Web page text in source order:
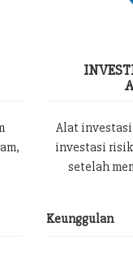
Alat
investasi
setelah
Keunggulan